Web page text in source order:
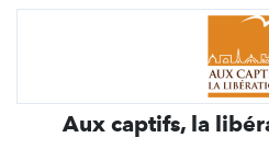
Aux captifs, la